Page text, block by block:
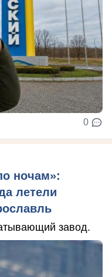
0
ночам»:
летели
завод.